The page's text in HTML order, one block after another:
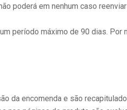
poderá em nenhum caso
período máximo de 90 dias.
da encomenda e são